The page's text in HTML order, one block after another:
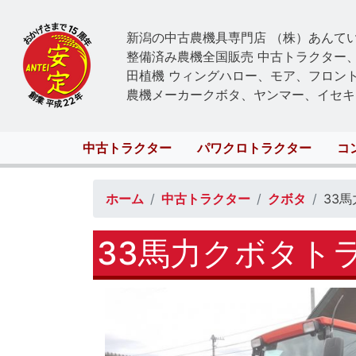
新潟の中古農機具専門店 （株）あんて
整備済み農機全国販売 中古トラクター
田植機 ウィングハロー、モア、フロン
農機メーカークボタ、ヤンマー、イセ
Main
navigation
中古トラクター パワクロトラクター コ
ホーム 中古トラクター クボタ 33馬
33馬力クボタト